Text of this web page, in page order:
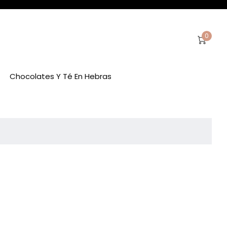
0
Chocolates Y Té En Hebras